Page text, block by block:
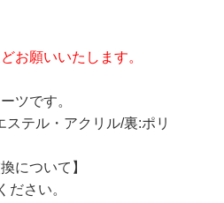
お願いいたします。
ツです。
ステル・アクリル/裏:ポリ
について】
さい。